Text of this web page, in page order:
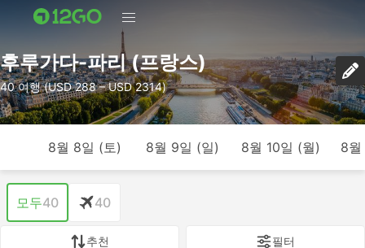
후루가다-파리 (프랑스)
40 여행 (USD 288 – USD 2314)
8월 8일 (토) 8월 9일 (일) 8월 10일 (월) 8월
모두40 40
추천 필터